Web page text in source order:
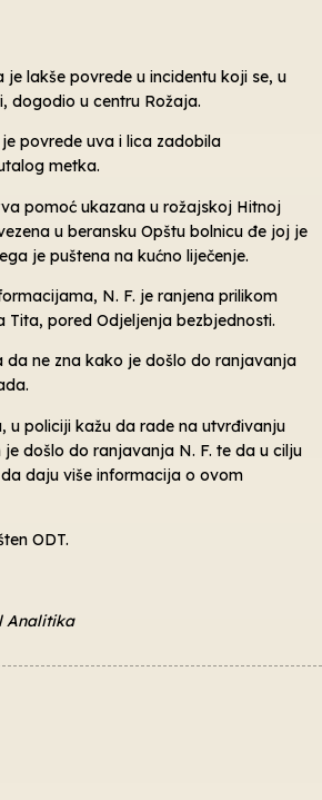
je lakše povrede u incidentu koji se, u
dogodio u centru Rožaja.
povrede uva i lica zadobila
metka.
pomoć ukazana u rožajskoj Hitnoj
u beransku Opštu bolnicu đe joj je
je puštena na kućno liječenje.
N. F. je ranjena prilikom
Tita, pored Odjeljenja bezbjednosti.
da ne zna kako je došlo do ranjavanja
u policiji kažu da rade na utvrđivanju
došlo do ranjavanja N. F. te da u cilju
daju više informacija o ovom
ODT.
Analitika